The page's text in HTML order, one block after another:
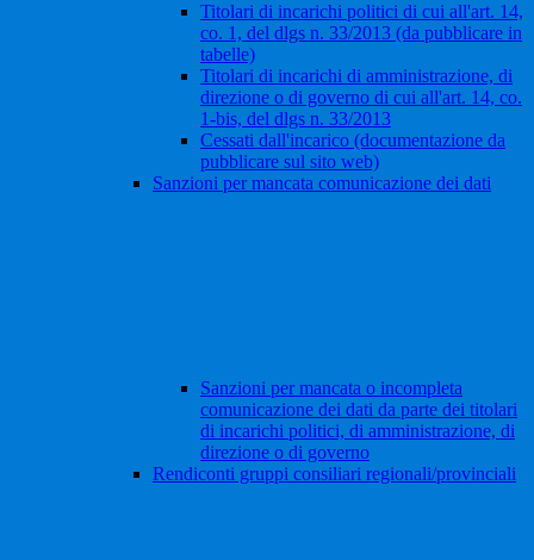
Titolari di incarichi politici di cui all'art. 14,
co. 1, del dlgs n. 33/2013 (da pubblicare in
tabelle)
Titolari di incarichi di amministrazione, di
direzione o di governo di cui all'art. 14, co.
1-bis, del dlgs n. 33/2013
Cessati dall'incarico (documentazione da
pubblicare sul sito web)
Sanzioni per mancata comunicazione dei dati
Sanzioni per mancata o incompleta
comunicazione dei dati da parte dei titolari
di incarichi politici, di amministrazione, di
direzione o di governo
Rendiconti gruppi consiliari regionali/provinciali